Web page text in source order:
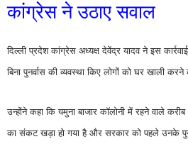
कांग्रेस ने उठाए सवाल
दिल्ली प्रदेश कांग्रेस अध्यक्षदेवेंद्र यादवने इस
बिना पुनर्वास की व्यवस्था किए लोगों को घर खाली
उन्होंने कहा कि यमुना बाजार कॉलोनी में रहने वाले
का संकट खड़ा हो गया है और सरकार को पहले उनके